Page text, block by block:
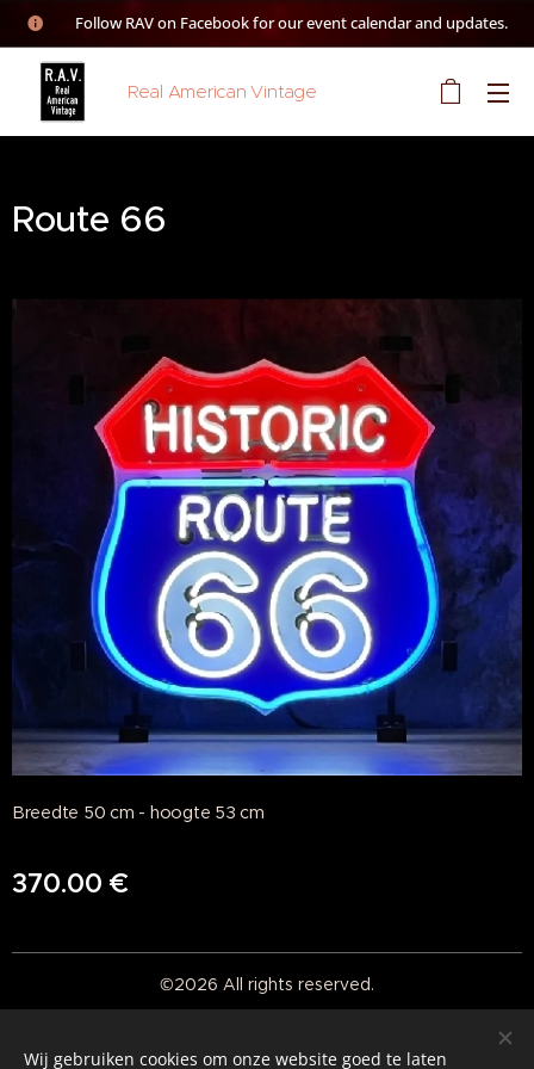
👉 Follow RAV on Facebook for our event calendar and updates.
Real American Vintage
Route 66
Breedte 50 cm - hoogte 53 cm
370.00 €
©2026 All rights reserved.
Wij gebruiken cookies om onze website goed te laten